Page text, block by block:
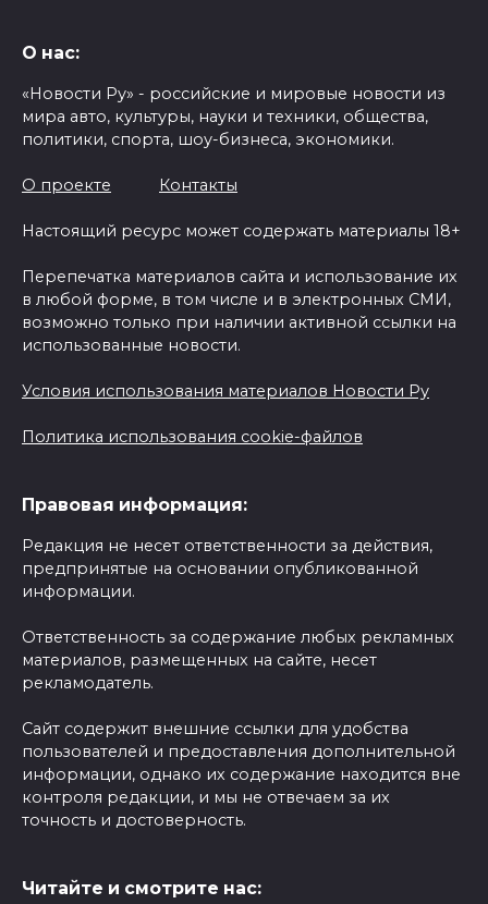
О нас:
«Новости Ру» - российские и мировые новости из
мира авто, культуры, науки и техники, общества,
политики, спорта, шоу-бизнеса, экономики.
О проекте Контакты
Настоящий ресурс может содержать материалы 18+
Перепечатка материалов сайта и использование их
в любой форме, в том числе и в электронных СМИ,
возможно только при наличии активной ссылки на
использованные новости.
Условия использования материалов Новости Ру
Политика использования cookie-файлов
Правовая информация:
Редакция не несет ответственности за действия,
предпринятые на основании опубликованной
информации.
Ответственность за содержание любых рекламных
материалов, размещенных на сайте, несет
рекламодатель.
Сайт содержит внешние ссылки для удобства
пользователей и предоставления дополнительной
информации, однако их содержание находится вне
контроля редакции, и мы не отвечаем за их
точность и достоверность.
Читайте и смотрите нас: